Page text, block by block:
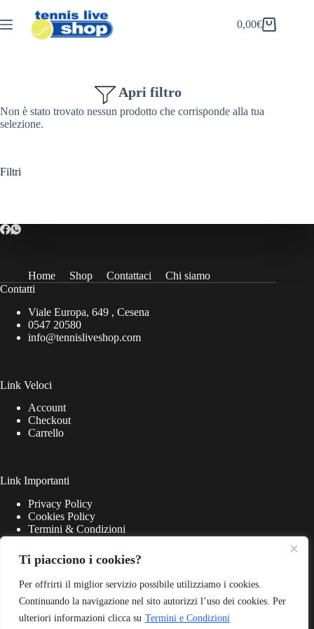
Ti piacciono i cookies?
Per offrirti il miglior servizio possibile utilizziamo i cookies.
Continuando la navigazione nel sito autorizzi l’uso dei cookies. Per
ulteriori informazioni clicca su Termini e Condizioni
al
contenuto
Carrello
0,00€
Apri filtro
Non è stato trovato nessun prodotto che corrisponde alla tua
selezione.
Filtri
Home Shop Contattaci
Chi siamo
Contatti
Viale Europa, 649 , Cesena
0547 20580
info@tennisliveshop.com
Link Veloci
Account
Checkout
Carrello
Link Importanti
Privacy Policy
Cookies Policy
Termini & Condizioni